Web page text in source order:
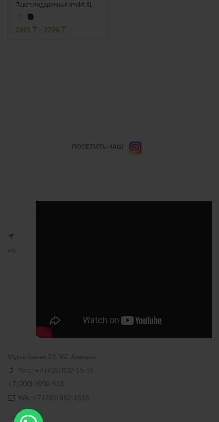
Пакет подарочный Imilit XL
2691 ₸ – 2796 ₸
ПОСЕТИТЬ НАШ
ул.
Муратбаева 23, KZ, Алматы
Тел.: +7 (705) 802-15-15
+7 (700) 3000-931
WA: +7 (705) 802-1515